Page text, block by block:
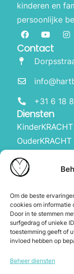
Om de beste
cookies om informatie
Door in te stemmen
surfgedrag of unieke
toestemming geeft of
invloed hebben op
Beheer diensten
kinderen en
persoonlijke
Waarom
Over Joyce
De webshop
Blog
Herroeping en
Diensten
HartBewust op
Manifesteren
Contact
+31 6 18